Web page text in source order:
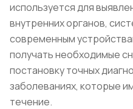
используется для
внутренних органов,
современным
получать необходимые
постановку точных
заболеваниях, которые
течение.